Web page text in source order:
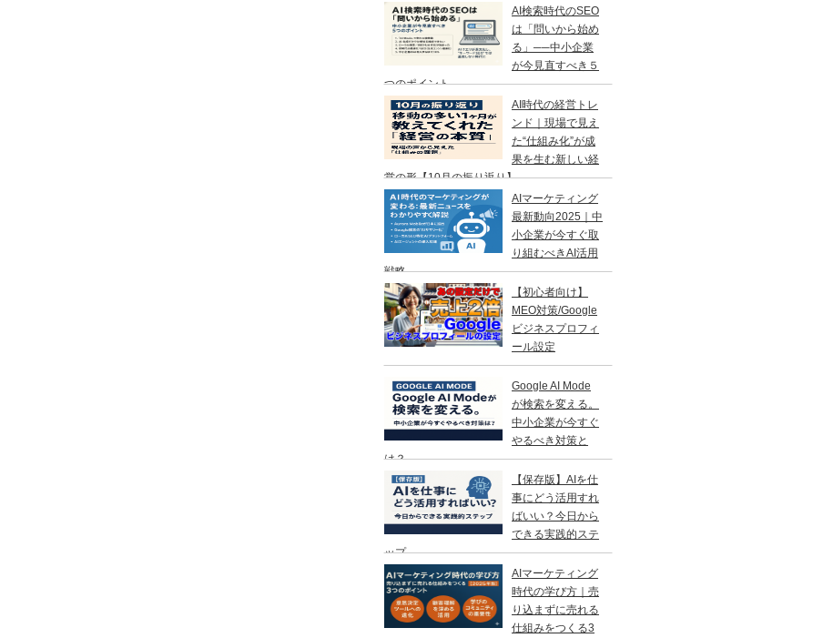
AI検索時代のSEO
は「問いから始め
る」──中小企業
が今見直すべき５
つのポイント
AI時代の経営トレ
ンド｜現場で見え
た“仕組み化”が成
果を生む新しい経
営の形【10月の振り返り】
AIマーケティング
最新動向2025｜中
小企業が今すぐ取
り組むべきAI活用
戦略
【初心者向け】
MEO対策/Google
ビジネスプロフィ
ール設定
Google AI Mode
が検索を変える。
中小企業が今すぐ
やるべき対策と
は？
【保存版】AIを仕
事にどう活用すれ
ばいい？今日から
できる実践的ステ
ップ
AIマーケティング
時代の学び方｜売
り込まずに売れる
仕組みをつくる3